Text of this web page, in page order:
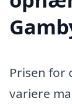
Prisen for
variere